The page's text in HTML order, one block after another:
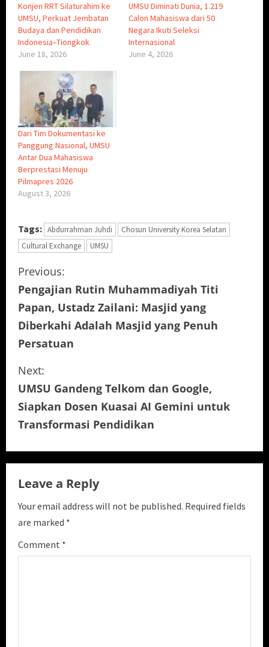
Konjen RRT Silaturahim ke
UMSU, Perkuat Jembatan
Budaya dan Pendidikan
Indonesia–Tiongkok
June 18, 2026
UMSU Diminati Dunia, 1.219
Calon Mahasiswa dari 50
Negara Ikuti Seleksi
Internasional
June 4, 2026
Dari Tim Dokumentasi ke
Panggung Nasional, UMSU
Antar Dua Mahasiswa
Berprestasi Menuju
Pilmapres 2026
August 3, 2026
Tags: Abdurrahman Juhdi
Chosun University Korea Selatan
Cultural Exchange
UMSU
C
o
n
t
i
n
u
e
R
e
a
d
Previous:
Pengajian Rutin Muhammadiyah Titi
Papan, Ustadz Zailani: Masjid yang
Diberkahi Adalah Masjid yang Penuh
Persatuan
Next:
UMSU Gandeng Telkom dan Google,
Siapkan Dosen Kuasai AI Gemini untuk
Transformasi Pendidikan
Leave a Reply
Your email address will not be published. Required fields
are marked *
Comment *